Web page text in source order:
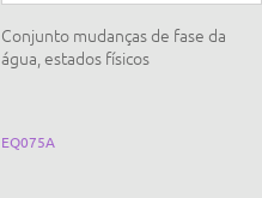
Conjunto mudanças de fase da
água, estados físicos
EQ075A